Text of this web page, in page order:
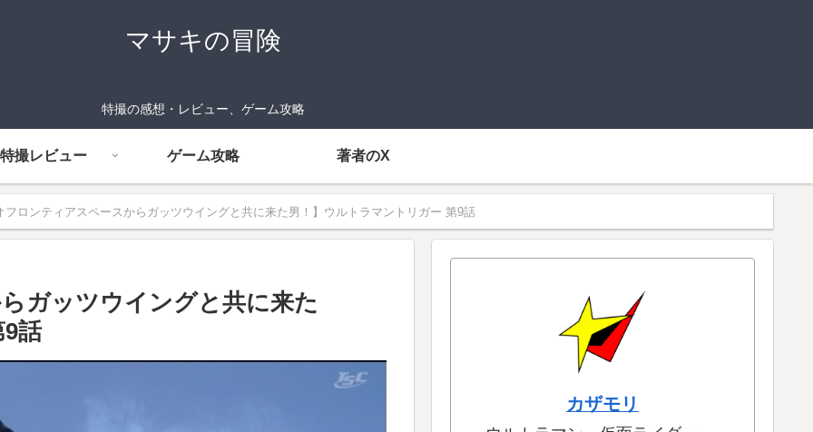
マサキの冒険
特撮の感想・レビュー、ゲーム攻略
特撮レビュー ゲーム攻略 著者のX
フロンティアスペースからガッツウイングと共に来た男！】ウルトラマントリガー 第9話
ガッツウイングと共に来た
話
カザモリ